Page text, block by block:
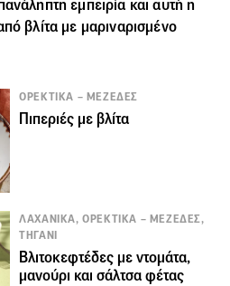
εμπειρία και αυτή η
βλίτα με μαριναρισμένο
ΟΡΕΚΤΙΚΑ – ΜΕΖΕΔΕΣ
Πιπεριές με βλίτα
ΛΑΧΑΝΙΚΑ, ΟΡΕΚΤΙΚΑ – ΜΕΖΕΔΕΣ,
ΤΗΓΑΝΙ
Βλιτοκεφτέδες με ντομάτα,
μανούρι και σάλτσα φέτας